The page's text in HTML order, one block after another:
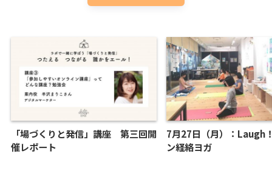
「場づくりと発信」講座 第三回開
催レポート
7月27日（月）：Laugh
ン経絡ヨガ